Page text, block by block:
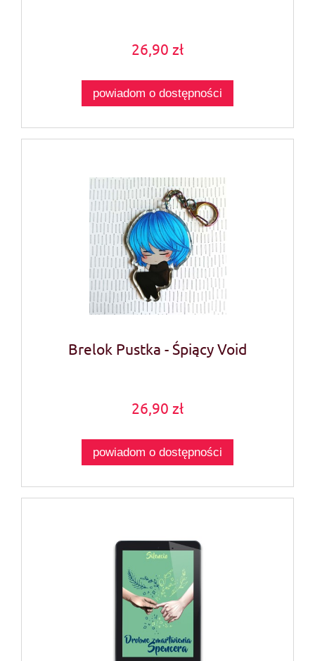
26,90 zł
powiadom o dostępności
Brelok Pustka - Śpiący Void
26,90 zł
powiadom o dostępności